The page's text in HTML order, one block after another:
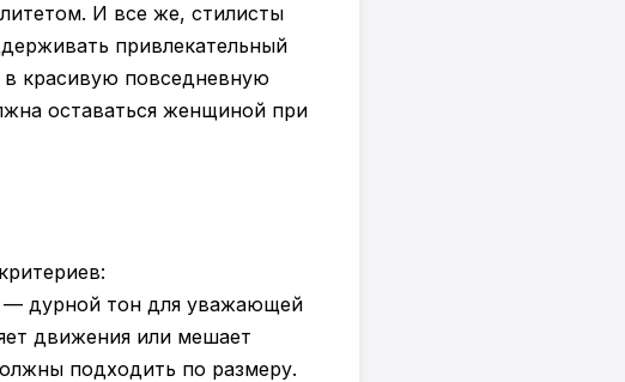
И все же, стилисты
привлекательный
в красивую повседневную
оставаться женщиной при
— дурной тон для уважающей
движения или мешает
подходить по размеру.